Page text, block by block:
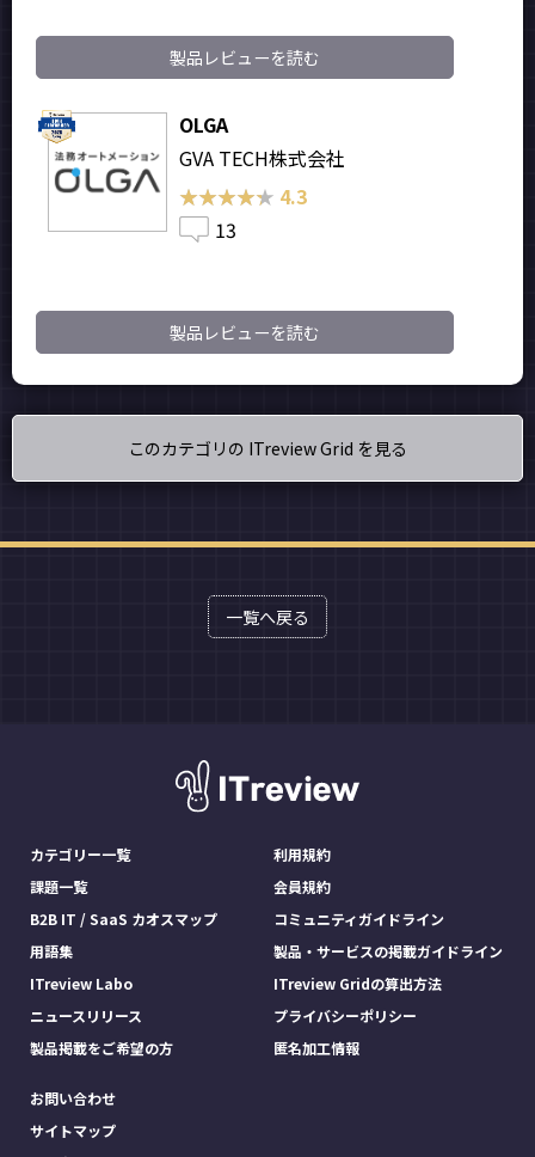
製品レビューを読む
OLGA
GVA TECH株式会社
★★★★★
★★★★★ 4.3
13
製品レビューを読む
このカテゴリの ITreview Grid を見る
一覧へ戻る
カテゴリー一覧
課題一覧
B2B IT / SaaS カオスマップ
用語集
ITreview Labo
ニュースリリース
製品掲載をご希望の方
利用規約
会員規約
コミュニティガイドライン
製品・サービスの掲載ガイドライン
ITreview Gridの算出方法
プライバシーポリシー
匿名加工情報
お問い合わせ
サイトマップ